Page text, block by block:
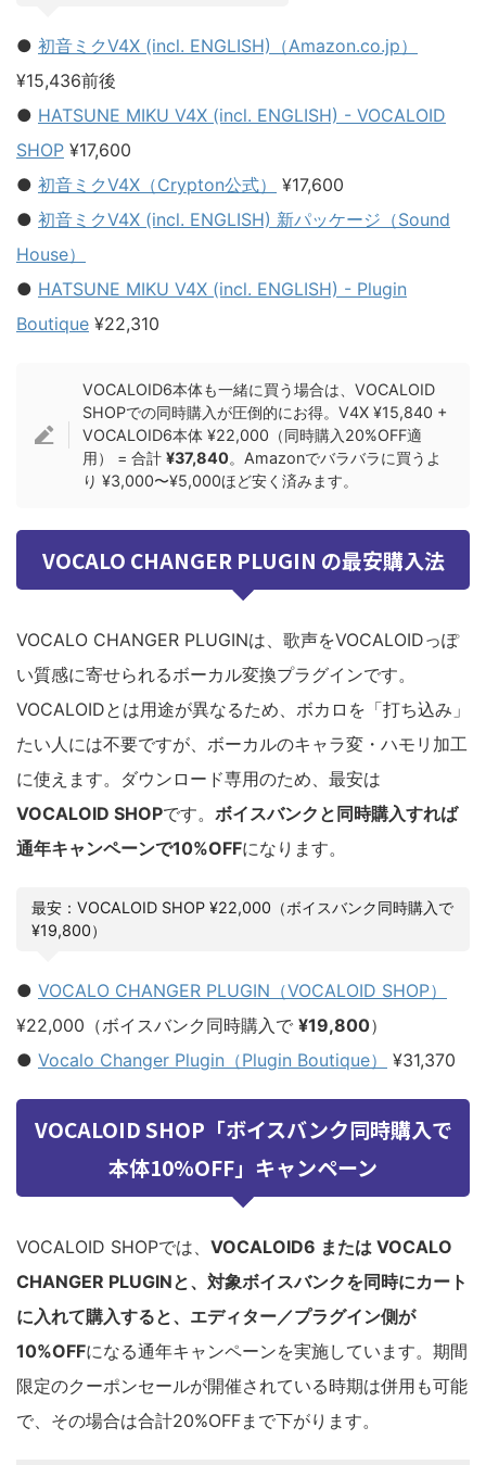
● 初音ミクV4X (incl. ENGLISH)（Amazon.co.jp）
¥15,436前後
● HATSUNE MIKU V4X (incl. ENGLISH) - VOCALOID
SHOP ¥17,600
● 初音ミクV4X（Crypton公式）
¥17,600
● 初音ミクV4X (incl. ENGLISH) 新パッケージ（Sound
House）
● HATSUNE MIKU V4X (incl. ENGLISH) - Plugin
Boutique ¥22,310
VOCALOID6本体も一緒に買う場合は、VOCALOID
SHOPでの同時購入が圧倒的にお得。V4X ¥15,840 +
VOCALOID6本体 ¥22,000（同時購入20%OFF適
用） = 合計¥37,840。Amazonでバラバラに買うよ
り ¥3,000〜¥5,000ほど安く済みます。
VOCALO CHANGER PLUGIN の最安購入法
VOCALO CHANGER PLUGINは、歌声をVOCALOIDっぽ
い質感に寄せられるボーカル変換プラグインです。
VOCALOIDとは用途が異なるため、ボカロを「打ち込み」
たい人には不要ですが、ボーカルのキャラ変・ハモリ加工
に使えます。ダウンロード専用のため、最安は
VOCALOID SHOPです。 ボイスバンクと同時購入すれば
通年キャンペーンで10%OFFになります。
最安：VOCALOID SHOP ¥22,000（ボイスバンク同時購入で
¥19,800）
● VOCALO CHANGER PLUGIN（VOCALOID SHOP）
¥22,000（ボイスバンク同時購入で ¥19,800）
● Vocalo Changer Plugin（Plugin Boutique） ¥31,370
VOCALOID SHOP「ボイスバンク同時購入で
本体10%OFF」キャンペーン
VOCALOID SHOPでは、 VOCALOID6 または VOCALO
CHANGER PLUGINと、対象ボイスバンクを同時にカート
に入れて購入すると、エディター／プラグイン側が
10%OFFになる通年キャンペーンを実施しています。期間
限定のクーポンセールが開催されている時期は併用も可能
で、その場合は合計20%OFFまで下がります。